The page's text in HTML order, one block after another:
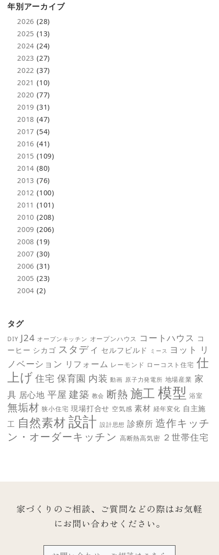
年別アーカイブ
2026 (28)
2025 (13)
2024 (24)
2023 (27)
2022 (37)
2021 (10)
2020 (77)
2019 (31)
2018 (47)
2017 (54)
2016 (41)
2015 (109)
2014 (80)
2013 (76)
2012 (100)
2011 (101)
2010 (208)
2009 (206)
2008 (19)
2007 (30)
2006 (31)
2005 (23)
2004 (2)
タグ
DIY J24 オープンキッチン オープンハウス コートハウス コ
ーヒー シカゴ スタディ セルフビルド ミース ヨット リ
ノベーション リフォーム レーモンド ローコスト住宅 仕
上げ 住宅 保育園 内装 動画 原子力発電所 地場産業 家
具 居心地 平屋 建築 教会 断熱 施工 模型 浴室
無垢材 狭小住宅 現場打合せ 空気感 素材 経年変化 自主施
工 自然素材 設計 設計思想 診療所 造作キッチ
ン・オーダーキッチン 高断熱高気密 ２世帯住宅
家づくりのご相談、ご質問などの際はお気軽
にお問い合わせください。